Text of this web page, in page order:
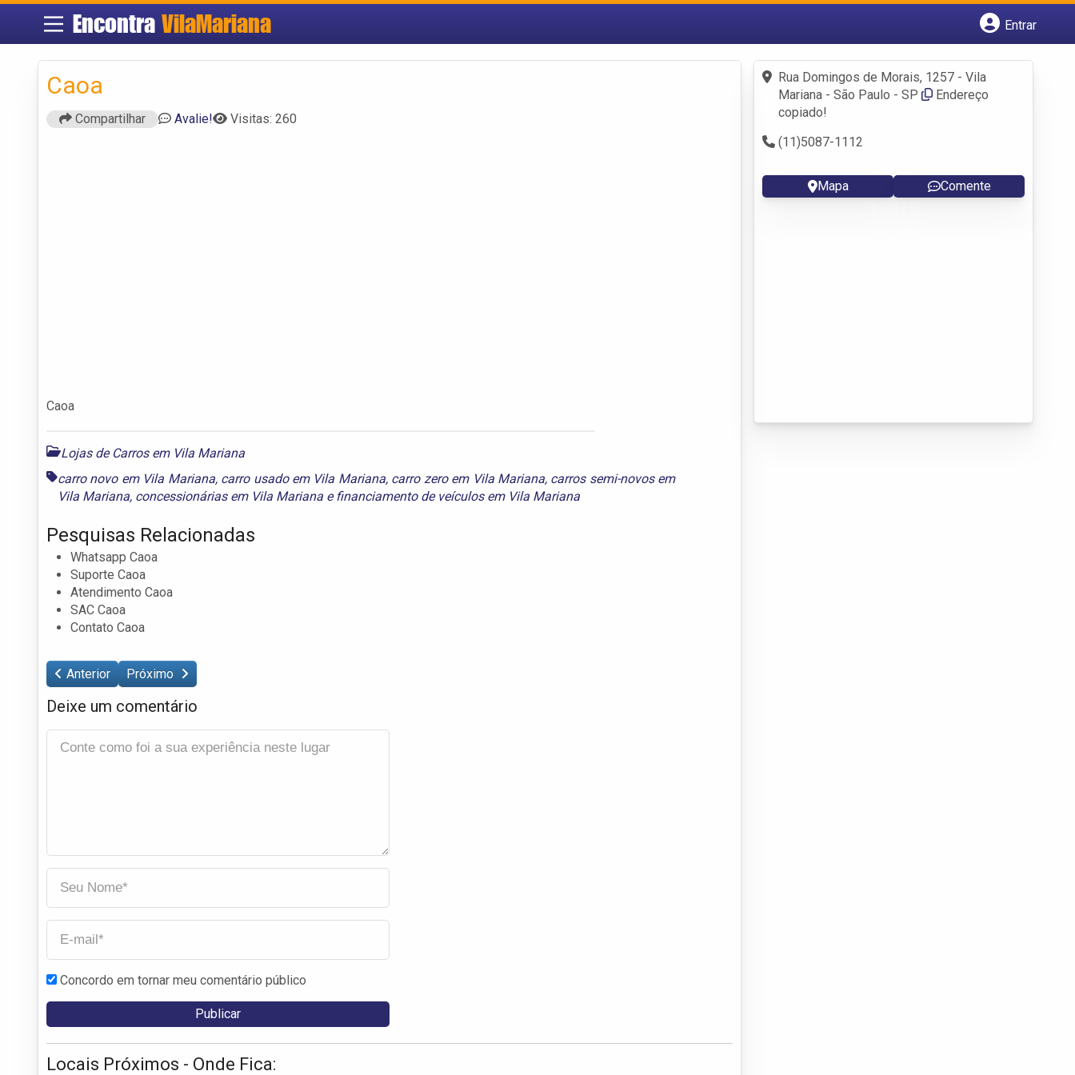
Encontra VilaMariana
Entrar
Fazer login
Criar conta
Caoa
Compartilhar Avalie! Visitas: 260
Caoa
Lojas de Carros em Vila Mariana
carro novo em Vila Mariana, carro usado em Vila Mariana, carro zero em Vila Mariana, carros semi-novos em
Vila Mariana, concessionárias em Vila Mariana e financiamento de veículos em Vila Mariana
Pesquisas Relacionadas
Whatsapp Caoa
Suporte Caoa
Atendimento Caoa
SAC Caoa
Contato Caoa
Anterior Próximo
Deixe um comentário
Concordo em tornar meu comentário público
Locais Próximos - Onde Fica:
Rua Domingos de Morais, 1257 - Vila
Mariana - São Paulo - SP
Endereço
copiado!
(11)5087-1112
Mapa Comente